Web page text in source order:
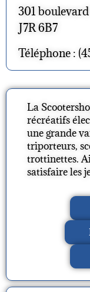
301
J7R 6B7
Téléphone :
La
récréatifs
une grande
triporteurs,
trottinettes.
satisfaire les